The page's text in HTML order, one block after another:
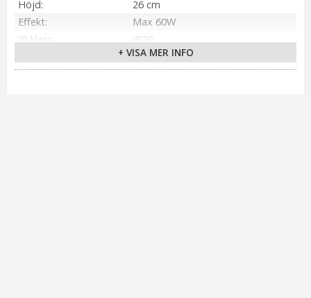
Höjd
26 cm
Effekt
Max 60W
IP-klass
IP20
Vit
Sockel
E27
+ VISA MER INFO